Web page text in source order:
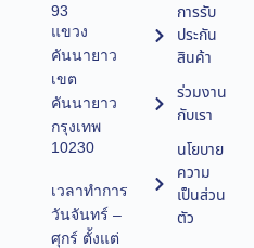
93
แขวง
คันนายาว
เขต
คันนายาว
กรุงเทพ
10230
เวลาทำการ
วันจันทร์ –
ศุกร์ ตั้งแต่
การรับ
ประกัน
สินค้า
ร่วมงาน
กับเรา
นโยบาย
ความ
เป็นส่วน
ตัว